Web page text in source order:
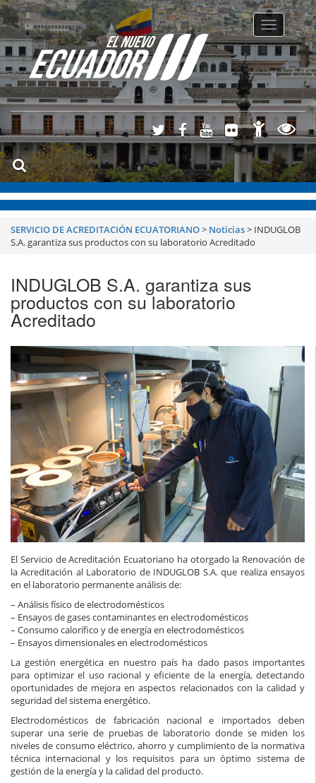
Toggle
SERVICIO DE ACREDITACIÓN ECUATORIANO> Noticias> INDUGLOB
S.A. garantiza sus productos con su laboratorio Acreditado
INDUGLOB S.A. garantiza sus
productos con su laboratorio
Acreditado
El Servicio de Acreditación Ecuatoriano ha otorgado la Renovación de
la Acreditación al Laboratorio de INDUGLOB S.A. que realiza ensayos
en el laboratorio permanente análisis de:
– Análisis físico de electrodomésticos
– Ensayos de gases contaminantes en electrodomésticos
– Consumo calorífico y de energía en electrodomésticos
– Ensayos dimensionales en electrodomésticos
La gestión energética en nuestro país ha dado pasos importantes
para optimizar el uso racional y eficiente de la energía, detectando
oportunidades de mejora en aspectos relacionados con la calidad y
seguridad del sistema energético.
Electrodomésticos de fabricación nacional e importados deben
superar una serie de pruebas de laboratorio donde se miden los
niveles de consumo eléctrico, ahorro y cumplimiento de la normativa
técnica internacional y los requisitos para un óptimo sistema de
gestión de la energía y la calidad del producto.